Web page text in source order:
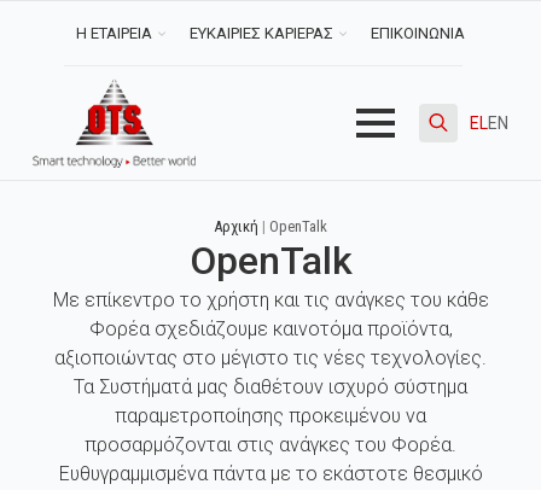
Η ΕΤΑΙΡΕΙΑ ΕΥΚΑΙΡΙΕΣ ΚΑΡΙΕΡΑΣ ΕΠΙΚΟΙΝΩΝΙΑ
ELEN
Αρχική | OpenTalk
OpenTalk
Με επίκεντρο το χρήστη και τις ανάγκες του κάθε
Φορέα σχεδιάζουμε καινοτόμα προϊόντα,
αξιοποιώντας στο μέγιστο τις νέες τεχνολογίες.
Τα Συστήματά μας διαθέτουν ισχυρό σύστημα
παραμετροποίησης προκειμένου να
προσαρμόζονται στις ανάγκες του Φορέα.
Ευθυγραμμισμένα πάντα με το εκάστοτε θεσμικό